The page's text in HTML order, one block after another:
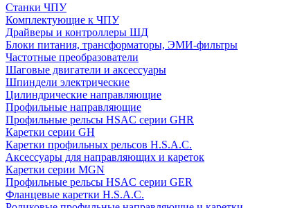
Станки ЧПУ
Комплектующие к ЧПУ
Драйверы и контроллеры ШД
Блоки питания, трансформаторы, ЭМИ-фильтры
Частотные преобразователи
Шаговые двигатели и аксессуары
Шпиндели электрические
Цилиндрические направляющие
Профильные направляющие
Профильные рельсы HSAC серии GHR
Каретки серии GH
Каретки профильных рельсов H.S.A.C.
Аксессуары для направляющих и кареток
Каретки серии MGN
Профильные рельсы HSAC серии GER
Фланцевые каретки H.S.A.C.